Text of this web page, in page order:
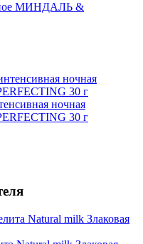
МИНДАЛЬ &
ночная
30 г